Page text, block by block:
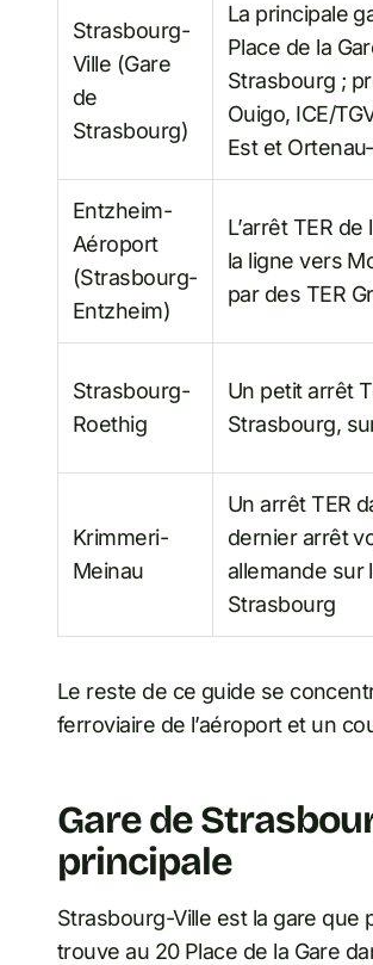
Strasbourg-
Ville (Gare
de
Strasbourg)
La principale
Place de la
Strasbourg ;
Ouigo, ICE/
Est et
Entzheim-
Aéroport
(Strasbourg-
Entzheim)
L’arrêt TER
la ligne vers
par des TER
Strasbourg-
Roethig
Un petit arrêt
Strasbourg,
Krimmeri-
Meinau
Un arrêt TER
dernier arrêt
allemande sur
Strasbourg
Le reste de ce guide se
ferroviaire de l’aéroport et un
Gare de
principale
Strasbourg-Ville est la gare que
trouve au 20 Place de la Gare